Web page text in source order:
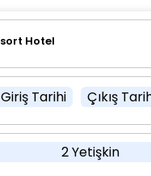
Giriş Tarihi Çıkış
2 Yetişkin